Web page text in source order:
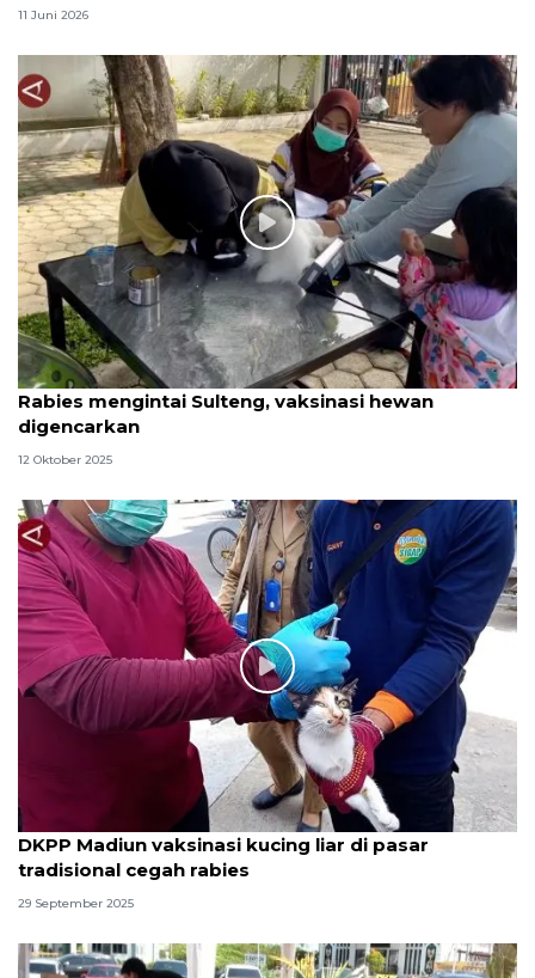
11 Juni 2026
Rabies mengintai Sulteng, vaksinasi hewan
digencarkan
12 Oktober 2025
DKPP Madiun vaksinasi kucing liar di pasar
tradisional cegah rabies
29 September 2025